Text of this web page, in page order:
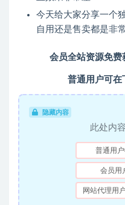
今天给大家分享一个
自用还是售卖都是非
会员全站资源免费
普通用户可在
隐藏内容
此处内
普通用户
会员用
网站代理用